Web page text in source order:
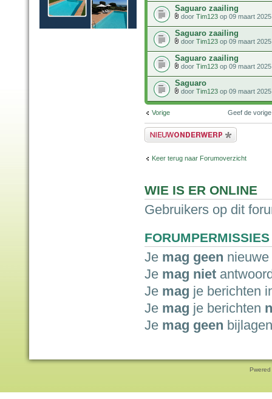
Saguaro zaailing
door Tim123 op 09 maart
Saguaro zaailing
door Tim123 op 09 maart
Saguaro zaailing
door Tim123 op 09 maart
Saguaro
door Tim123 op 09 maart
Vorige Geef de
Plaats een nieuw bericht
Keer terug naar Forumoverzicht
WIE IS ER ONLINE
Gebruikers op dit
FORUMPERMISSIES
Je mag geen
Je mag niet
Je mag je berichten
Je mag je berichten
Je mag geen